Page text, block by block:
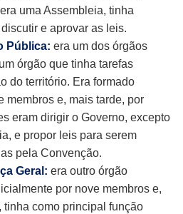
uma Assembleia, tinha
e aprovar as leis.
Pública: era um dos órgãos
órgão que tinha tarefas
do território. Era formado
membros e, mais tarde, por
eram dirigir o Governo, excepto
e propor leis para serem
pela Convenção.
Geral: era outro órgão
por nove membros e,
tinha como principal função